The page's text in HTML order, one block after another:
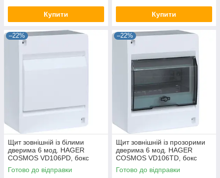
Купити Купити
–22%
Щит зовнішній із білими
дверима 6 мод. HAGER
COSMOS VD106PD, бокс
Хагер, шафа КОСМС
розподільний навісний
Готово до відправки
–22%
Щит зовнішній із прозорими
дверима 6 мод. HAGER
COSMOS VD106TD, бокс
Хагер, КОСМС розподільний
навісний
Готово до відправки